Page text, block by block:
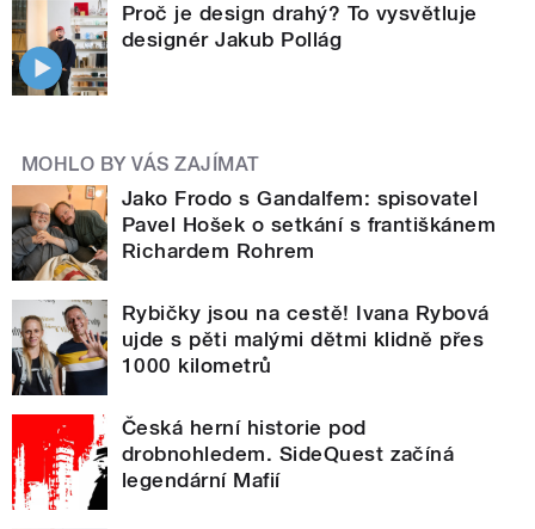
Proč je design drahý? To vysvětluje
designér Jakub Pollág
MOHLO BY VÁS ZAJÍMAT
Jako Frodo s Gandalfem: spisovatel
Pavel Hošek o setkání s františkánem
Richardem Rohrem
Rybičky jsou na cestě! Ivana Rybová
ujde s pěti malými dětmi klidně přes
1000 kilometrů
Česká herní historie pod
drobnohledem. SideQuest začíná
legendární Mafií